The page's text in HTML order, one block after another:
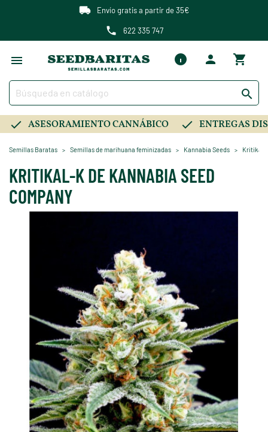
Envío gratis a partir de 35€
622 335 747

ASESORAMIENTO CANNÁBICO ENTREGAS
Semillas Baratas Semillas de marihuana feminizadas Kannabia Seeds Kritikal-
KRITIKAL-K DE KANNABIA SEED
COMPANY